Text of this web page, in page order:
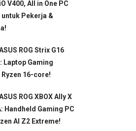
V400, All in One PC
Pekerja &
ROG Strix G16
Laptop Gaming
16-core!
ROG XBOX Ally X
Handheld Gaming PC
AI Z2 Extreme!